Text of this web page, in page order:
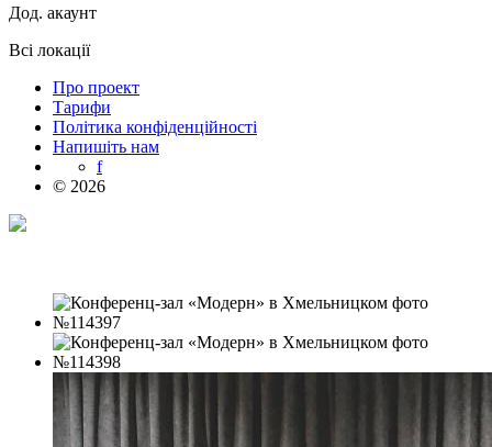
Дод. акаунт
Всі локації
Про проект
Тарифи
Політика конфіденційності
Напишіть нам
f
© 2026